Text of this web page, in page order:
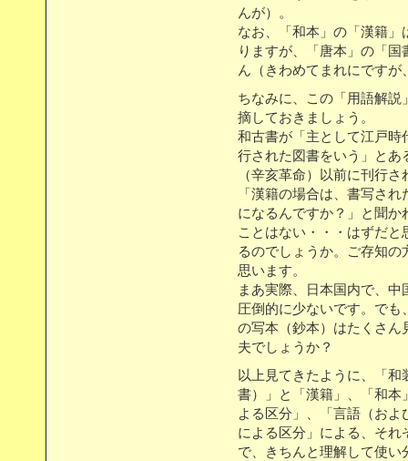
んが）。
なお、「和本」の「漢籍
りますが、「唐本」の「
ん（きわめてまれにです
ちなみに、この「用語解
摘しておきましょう。
和古書が「主として江戸時
行された図書をいう」とあ
（辛亥革命）以前に刊行
「漢籍の場合は、書写さ
になるんですか？」と聞
ことはない・・・はずだ
るのでしょうか。ご存知
思います。
まあ実際、日本国内で、
圧倒的に少ないです。で
の写本（鈔本）はたくさん
夫でしょうか？
以上見てきたように、「
書）」と「漢籍」、「和本
よる区分」、「言語（お
による区分」による、そ
で、きちんと理解して使